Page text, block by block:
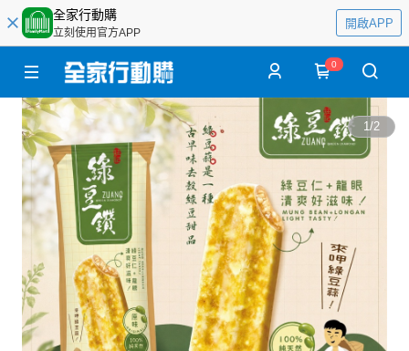
全家行動購
立刻使用官方APP
開啟APP
0
1/2